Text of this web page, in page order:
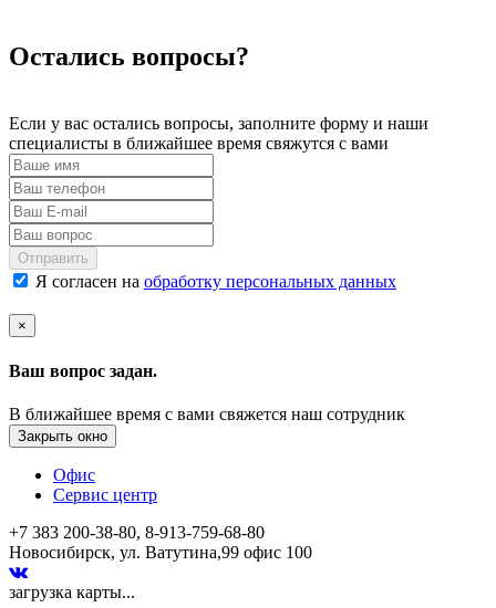
Остались вопросы?
Если у вас остались вопросы, заполните форму и наши
специалисты в ближайшее время свяжутся с вами
Отправить
Я согласен на обработку персональных данных
×
Ваш вопрос задан.
В ближайшее время с вами свяжется наш сотрудник
Закрыть окно
Офис
Сервис центр
+7 383 200-38-80, 8-913-759-68-80
Новосибирск, ул. Ватутина,99 офис 100
загрузка карты...